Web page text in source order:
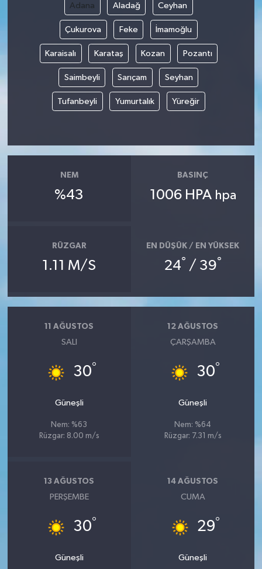
Adana Aladağ Ceyhan
Çukurova Feke İmamoğlu
Karaisalı Karataş Kozan Pozantı
Saimbeyli Sarıçam Seyhan
Tufanbeyli Yumurtalık Yüreğir
NEM
%43
BASINÇ
1006 HPA hpa
RÜZGAR
1.11 M/S
EN DÜŞÜK / EN YÜKSEK
24° / 39°
11 AĞUSTOS
SALI
30°
Güneşli
Nem: %63
Rüzgar: 8.00 m/s
12 AĞUSTOS
ÇARŞAMBA
30°
Güneşli
Nem: %64
Rüzgar: 7.31 m/s
13 AĞUSTOS
PERŞEMBE
30°
Güneşli
14 AĞUSTOS
CUMA
29°
Güneşli